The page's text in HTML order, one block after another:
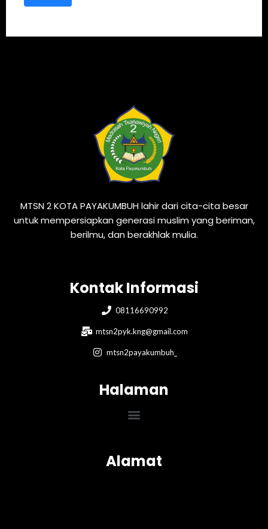
MTSN 2 KOTA PAYAKUMBUH lahir dari cita-cita besar
untuk mempersiapkan generasi muslim yang beriman,
berilmu, dan berakhlak mulia.
Kontak Informasi
08116690992
mtsn2pyk.kng@gmail.com
mtsn2payakumbuh_
Halaman
Menu
Alamat